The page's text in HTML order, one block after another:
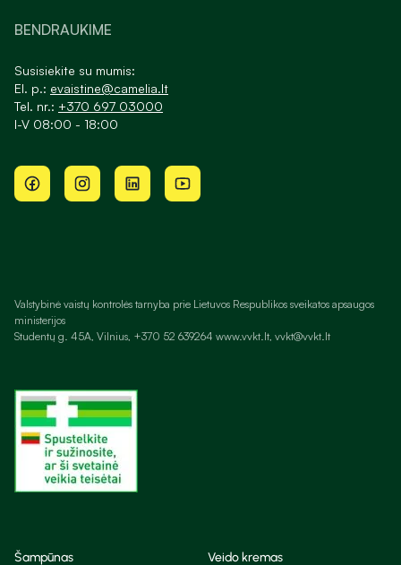
BENDRAUKIME
Susisiekite su mumis:
El. p.: evaistine@camelia.lt
Tel. nr.: +370 697 03000
I-V 08:00 - 18:00
Valstybinė vaistų kontrolės tarnyba prie Lietuvos Respublikos sveikatos apsaugos
ministerijos
Studentų g. 45A, Vilnius, +370 52 639264 www.vvkt.lt, vvkt@vvkt.lt
Šampūnas Veido kremas